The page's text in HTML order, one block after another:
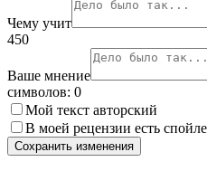
Чему учит
450
Ваше мнение
символов: 0
Мой текст авторский
В моей рецензии есть
Сохранить изменения